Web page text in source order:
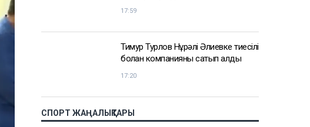
17:59
Тимур Турлов Нұрәлі Әлиевке тиесілі
болған компанияны сатып алды
17:20
СПОРТ ЖАҢАЛЫҚТАРЫ